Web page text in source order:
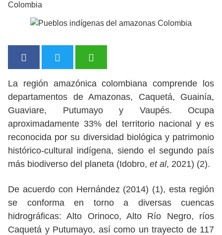
Colombia
La región amazónica colombiana comprende los
departamentos de Amazonas, Caquetá, Guainía,
Guaviare, Putumayo y Vaupés. Ocupa
aproximadamente 33% del territorio nacional y es
reconocida por su diversidad biológica y patrimonio
histórico-cultural indígena, siendo el segundo país
más biodiverso del planeta (Idobro, et al, 2021) (2).
De acuerdo con Hernández (2014) (1), esta región
se conforma en torno a diversas cuencas
hidrográficas: Alto Orinoco, Alto Río Negro, ríos
Caquetá y Putumayo, así como un trayecto de 117